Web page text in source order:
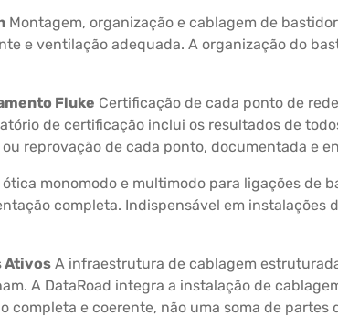
Montagem, organização e cablagem de
e ventilação adequada. A organização do
Fluke Certificação de cada ponto de
de certificação inclui os resultados de
reprovação de cada ponto, documentada e
monomodo e multimodo para ligações de
completa. Indispensável em instalações
Ativos A infraestrutura de cablagem
A DataRoad integra a instalação de
completa e coerente, não uma soma de partes